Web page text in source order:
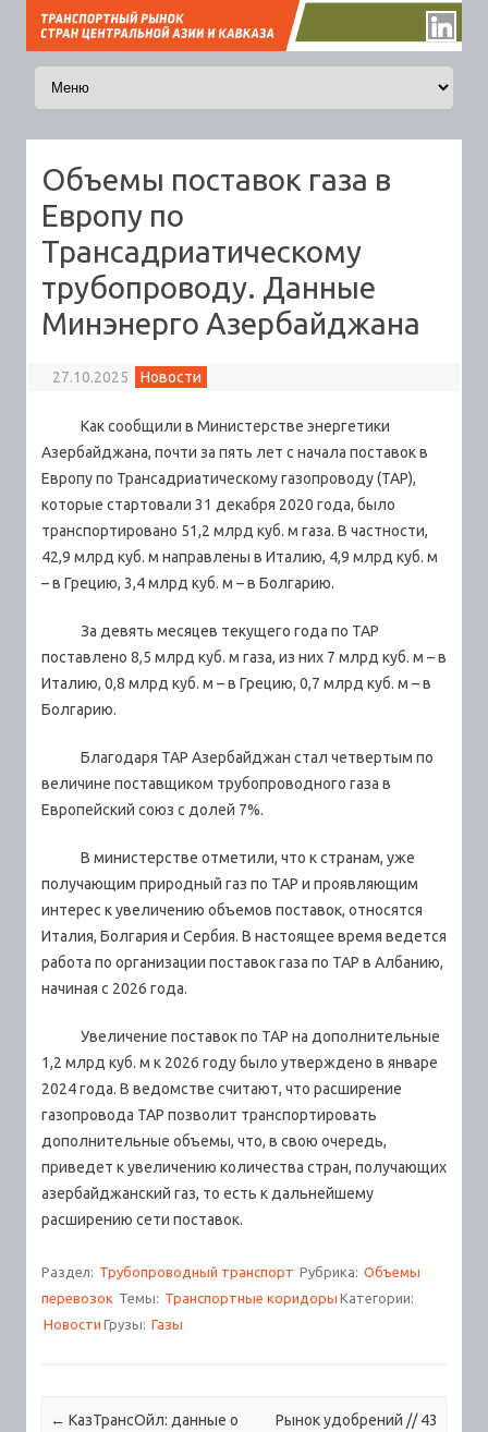
Перейти к содержимому
Объемы поставок газа в
Европу по
Трансадриатическому
трубопроводу. Данные
Минэнерго Азербайджана
27.10.2025 Новости
Как сообщили в Министерстве энергетики
Азербайджана, почти за пять лет с начала поставок в
Европу по Трансадриатическому газопроводу (TAP),
которые стартовали 31 декабря 2020 года, было
транспортировано 51,2 млрд куб. м газа. В частности,
42,9 млрд куб. м направлены в Италию, 4,9 млрд куб. м
– в Грецию, 3,4 млрд куб. м – в Болгарию.
За девять месяцев текущего года по TAP
поставлено 8,5 млрд куб. м газа, из них 7 млрд куб. м – в
Италию, 0,8 млрд куб. м – в Грецию, 0,7 млрд куб. м – в
Болгарию.
Благодаря TAP Азербайджан стал четвертым по
величине поставщиком трубопроводного газа в
Европейский союз с долей 7%.
В министерстве отметили, что к странам, уже
получающим природный газ по TAP и проявляющим
интерес к увеличению объемов поставок, относятся
Италия, Болгария и Сербия. В настоящее время ведется
работа по организации поставок газа по TAP в Албанию,
начиная с 2026 года.
Увеличение поставок по TAP на дополнительные
1,2 млрд куб. м к 2026 году было утверждено в январе
2024 года. В ведомстве считают, что расширение
газопровода TAP позволит транспортировать
дополнительные объемы, что, в свою очередь,
приведет к увеличению количества стран, получающих
азербайджанский газ, то есть к дальнейшему
расширению сети поставок.
Раздел: Трубопроводный транспорт Рубрика: Объемы
перевозок Темы: Транспортные коридоры Категории:
Новости Грузы: Газы
Навигация по записям
← КазТрансОйл: данные о
Рынок удобрений // 43